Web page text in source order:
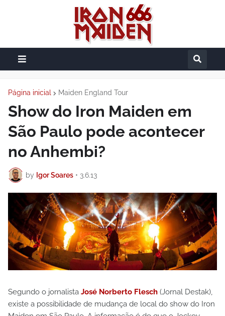
Página inicial Maiden England Tour
Show do Iron Maiden em
São Paulo pode acontecer
no Anhembi?
by Igor Soares • 3.6.13
Segundo o jornalista José Norberto Flesch (Jornal Destak),
existe a possibilidade de mudança de local do show do Iron